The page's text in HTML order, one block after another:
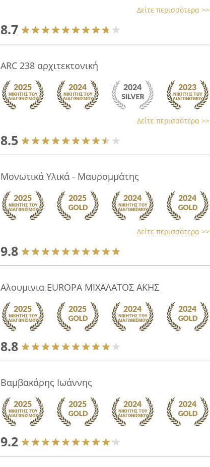
Δείτε περισσότερα >>
8.7
ARC 238 αρχιτεκτονική
Δείτε περισσότερα >>
8.5
Μονωτικά Υλικά - Μαυρομμάτης
Δείτε περισσότερα >>
9.8
Aλουμινια EUROPA ΜΙΧΑΛΑΤΟΣ ΑΚΗΣ
8.8
Βαμβακάρης Ιωάννης
9.2